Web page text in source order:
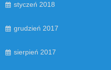
styczeń 2018
grudzień 2017
sierpień 2017